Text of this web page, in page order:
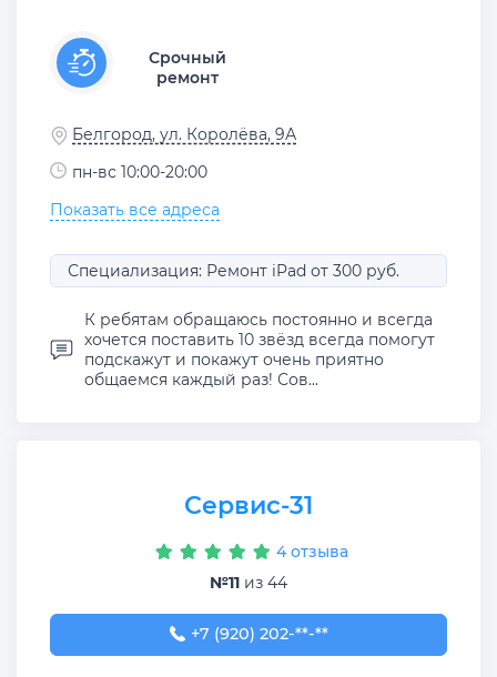
Срочный
ремонт
Белгород, ул. Королёва, 9А
пн-вс 10:00-20:00
Показать все адреса
Специализация: Ремонт iPad от 300 руб.
К ребятам обращаюсь постоянно и всегда
хочется поставить 10 звёзд всегда помогут
подскажут и покажут очень приятно
общаемся каждый раз! Сов...
Сервис-31
4 отзыва
№11 из 44
+7 (920) 202-90-02
+7 (920) 202-**-**